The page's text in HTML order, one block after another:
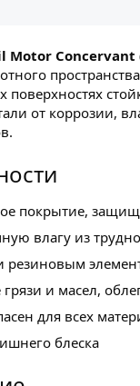
Motor Concervant
поверхностях
от коррозии,
покрытие,
влагу из
резиновым
и масел,
для всех
блеска